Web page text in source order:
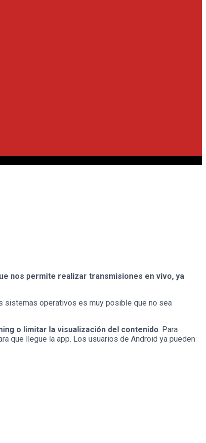
nos permite realizar transmisiones en vivo, ya
sistemas operativos es muy posible que no sea
o limitar la visualización del contenido. Para
que llegue la app. Los usuarios de Android ya pueden